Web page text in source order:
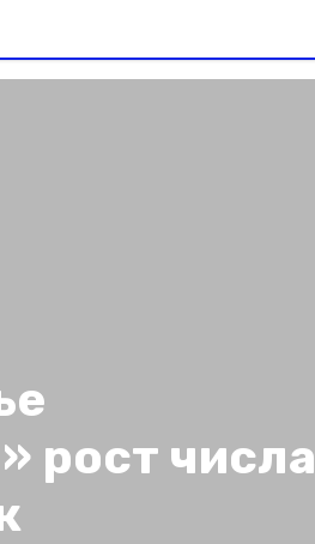
рост числа